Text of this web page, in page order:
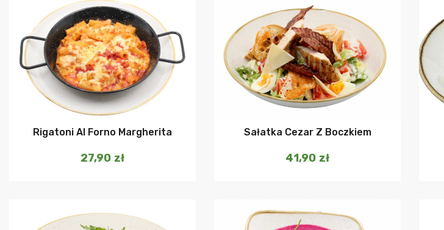
Dodaj do koszyka
Rigatoni Al Forno Margherita
27,90 zł
Dodaj do koszyka
Sałatka Cezar Z Boczkiem
41,90 zł